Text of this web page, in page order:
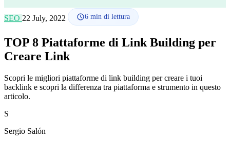
SEO 22 July, 2022 6 min di lettura
TOP 8 Piattaforme di Link Building per
Creare Link
Scopri le migliori piattaforme di link building per creare i tuoi
backlink e scopri la differenza tra piattaforma e strumento in questo
articolo.
S
Sergio Salón